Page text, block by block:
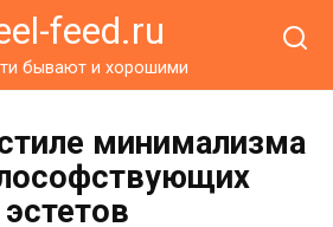
feed.ru
бывают и хорошими
минимализма
эстетов